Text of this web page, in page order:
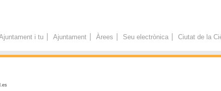
i tu Ajuntament Àrees Seu electrònica Ciutat de la